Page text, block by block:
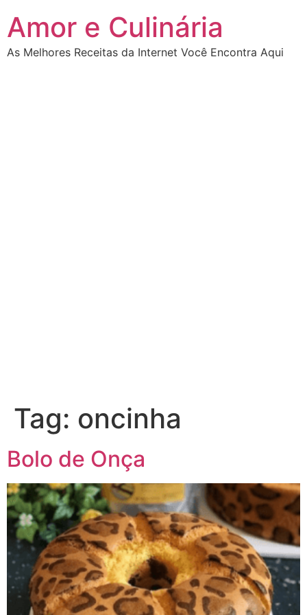
para
conteúdo
Amor e Culinária
As Melhores Receitas da Internet Você Encontra Aqui
Tag: oncinha
Bolo de Onça